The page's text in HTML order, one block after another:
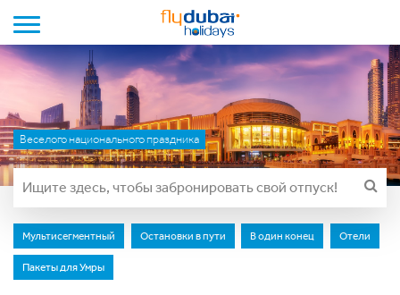
Веселого национального праздника
Мультисегментный Остановки в пути В один конец Отели
Пакеты для Умры